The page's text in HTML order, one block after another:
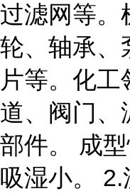
过滤网等。
轮、轴承、
片等。化
道、阀门、
部件。 成
吸湿小。